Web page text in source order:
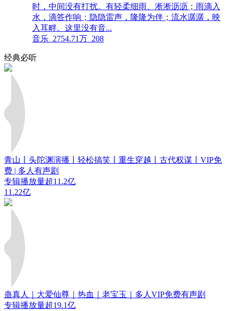
时，中间没有打扰。有轻柔细雨、淅淅沥沥；雨滴入
水，滴答作响；隐隐雷声，隆隆为伴；流水潺潺，映
入耳畔。这里没有音...
音乐 2754.71万 208
经典必听
青山丨头陀渊演播丨轻松搞笑丨重生穿越丨古代权谋丨VIP免
费 | 多人有声剧
专辑播放量超11.2亿
11.22亿
蛊真人｜大爱仙尊｜热血｜老宝玉｜多人VIP免费有声剧
专辑播放量超19.1亿